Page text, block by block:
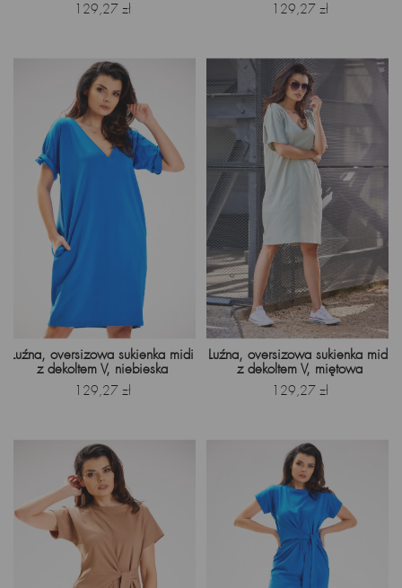
Cena
129,27 zł Cena
129,27 zł
Luźna, oversizowa sukienka midi
z dekoltem V, niebieska
Cena
129,27 zł
Luźna, oversizowa sukienka midi
z dekoltem V, miętowa
Cena
129,27 zł